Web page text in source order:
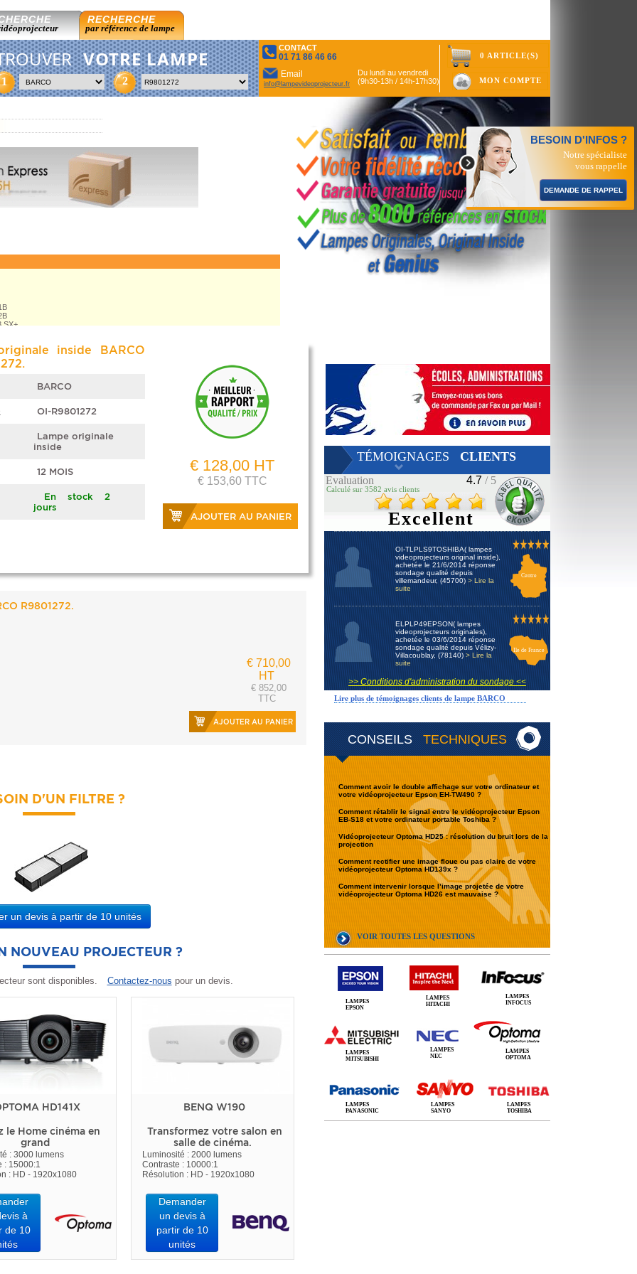
RECHERCHE
par référence de lampe
VOTRE LAMPE
1 2
CONTACT
01 71 86 46 66
Email
info@lampevideoprojecteur.fr
Du lundi au vendredi
(9h30-13h / 14h-17h30)
0 ARTICLE(S)
MON COMPTE
CONSEILS TECHNIQUES
BESOIN D'INFOS ?
Notre spécialiste
vous rappelle
DEMANDE DE RAPPEL
Comment avoir le double affichage sur votre ordinateur et
votre vidéoprojecteur Epson EH-TW490 ?
Comment rétablir le signal entre le vidéoprojecteur Epson
EB-S18 et votre ordinateur portable Toshiba ?
Vidéoprojecteur Optoma HD25 : résolution du bruit lors de la
projection
Comment rectifier une image floue ou pas claire de votre
vidéoprojecteur Optoma HD139x ?
Comment intervenir lorsque l’image projetée de votre
vidéoprojecteur Optoma HD26 est mauvaise ?
VOIR TOUTES LES QUESTIONS
TÉMOIGNAGES CLIENTS
Evaluation 4.7 / 5
Calculé sur 3582 avis clients
Excellent
OI-TLPLS9TOSHIBA( lampes
videoprojecteurs original inside),
achetée le 21/6/2014 réponse
sondage qualité depuis
villemandeur, (45700) > Lire la
suite
Centre
ELPLP49EPSON( lampes
videoprojecteurs originales),
achetée le 03/6/2014 réponse
sondage qualité depuis Vélizy-
Villacoublay, (78140) > Lire la
suite
Ile de France
>> Conditions d'administration du sondage <<
Lire plus de témoignages clients de lampe BARCO
LAMPES
EPSON
LAMPES
HITACHI
LAMPES
INFOCUS
LAMPES
MITSUBISHI
LAMPES
NEC
LAMPES
OPTOMA
LAMPES
PANASONIC
LAMPES
SANYO
LAMPES
TOSHIBA
SX+
inside BARCO
BARCO
OI-R9801272
Lampe originale
inside
12 MOIS
En stock 2
jours
€ 128,00 HT
€ 153,60 TTC
AJOUTER AU PANIER
R9801272.
€ 710,00
HT
€ 852,00
TTC
AJOUTER AU PANIER
D'UN FILTRE ?
un devis à partir de 10 unités
NOUVEAU PROJECTEUR ?
sont disponibles. Contactez-nous pour un devis.
HD141X
le Home cinéma en
grand
: 3000 lumens
: 15000:1
: HD - 1920x1080
à
de 10
BENQ W190
Transformez votre salon en
salle de cinéma.
Luminosité : 2000 lumens
Contraste : 10000:1
Résolution : HD - 1920x1080
Demander
un devis à
partir de 10
unités